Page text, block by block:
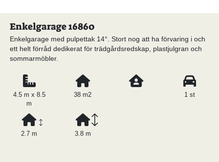
Enkelgarage 16860
Enkelgarage med pulpettak 14°. Stort nog att ha förvaring i och
ett helt förråd dedikerat för trädgårdsredskap, plastjulgran och
sommarmöbler.
4.5 m x 8.5
m
38 m2 1 st
2.7 m 3.8 m